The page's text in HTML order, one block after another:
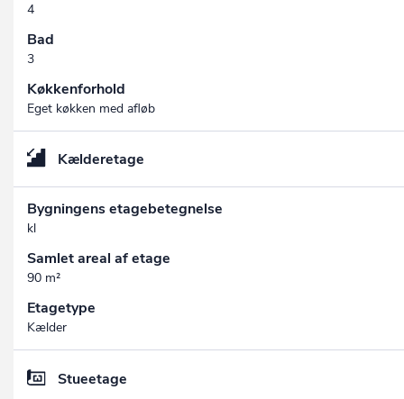
4
Bad
3
Køkkenforhold
Eget køkken med afløb
Kælderetage
Bygningens etagebetegnelse
kl
Samlet areal af etage
90 m²
Etagetype
Kælder
Stueetage